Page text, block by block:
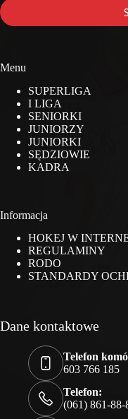
stronie
Menu
SUPERLIGA
I LIGA
SENIORKI
JUNIORZY
JUNIORKI
SĘDZIOWIE
KADRA
Informacja
HOKEJ W
REGULAMINY
RODO
STANDARDY
Dane kontaktowe
Telefon
603 766 185
Telefon:
(061) 861-88-